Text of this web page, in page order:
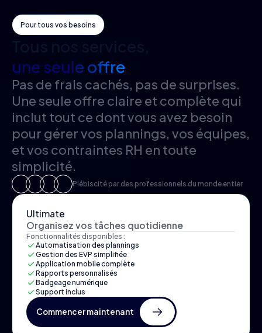
Pour tous vos besoins
Tous nos services,
une seule offre
Pas de frais cachés, pas de surprises.
Une seule offre claire et complète qui
inclut tout ce dont vous avez besoin
pour gérer vos plannings, vos équipes,
et vos contraintes RH en toute
simplicité.
Plébiscité par des professionnels du monde entier
Ultimate
Organisez vos tâches quotidienne
Fonctionnalités disponibles :
Automatisation des plannings
Gestion des EVP simplifiée
Application mobile complète
Rapports personnalisés
Badgeage numérique
Support inclus
Commencer maintenant